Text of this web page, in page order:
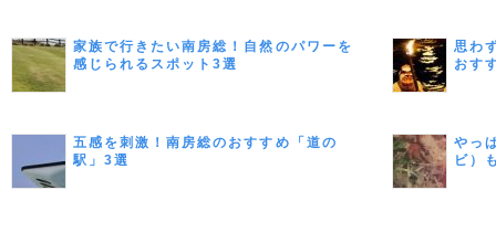
家族で行きたい南房総！自然のパワーを
感じられるスポット3選
思わ
おす
五感を刺激！南房総のおすすめ「道の
駅」3選
やっ
ビ）